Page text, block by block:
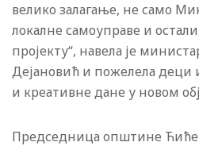
велико залагање, не само
локалне самоуправе и
пројекту“, навела је
Дејановић и пожелела деци
и креативне дане у новом
Председница oпштине